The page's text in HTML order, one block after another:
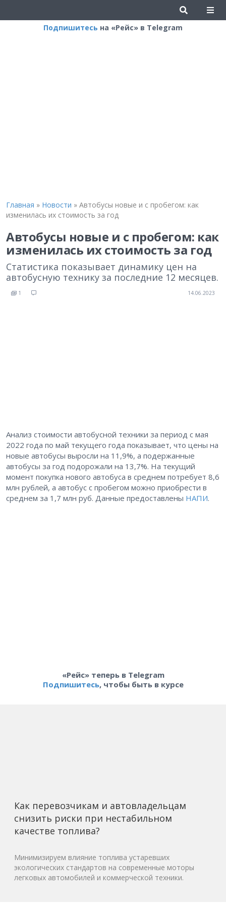
Подпишитесь на «Рейс» в Telegram
Главная » Новости » Автобусы новые и с пробегом: как
изменилась их стоимость за год
Автобусы новые и с пробегом: как
изменилась их стоимость за год
Статистика показывает динамику цен на
автобусную технику за последние 12 месяцев.
1 14.06.2023
Анализ стоимости автобусной техники за период с мая
2022 года по май текущего года показывает, что цены на
новые автобусы выросли на 11,9%, а подержанные
автобусы за год подорожали на 13,7%. На текущий
момент покупка нового автобуса в среднем потребует 8,6
млн рублей, а автобус с пробегом можно приобрести в
среднем за 1,7 млн руб. Данные предоставлены НАПИ.
«Рейс» теперь в Telegram
Подпишитесь, чтобы быть в курсе
Как перевозчикам и автовладельцам
снизить риски при нестабильном
качестве топлива?
Минимизируем влияние топлива устаревших
экологических стандартов на современные моторы
легковых автомобилей и коммерческой техники.